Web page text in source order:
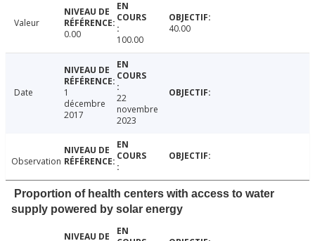
Valeur
0.00
100.00
40.00
Date
1
décembre
2017
22
novembre
2023
Observation
Proportion of health centers with access to water
supply powered by solar energy